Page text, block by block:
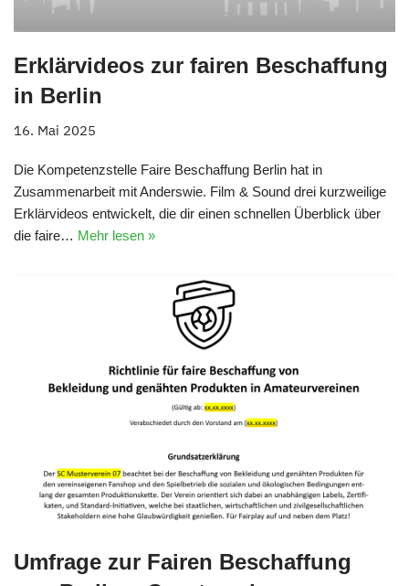
Erklärvideos zur fairen Beschaffung
in Berlin
16. Mai 2025
Die Kompetenzstelle Faire Beschaffung Berlin hat in
Zusammenarbeit mit Anderswie. Film & Sound drei kurzweilige
Erklärvideos entwickelt, die dir einen schnellen Überblick über
die faire… Mehr lesen »
Umfrage zur Fairen Beschaffung